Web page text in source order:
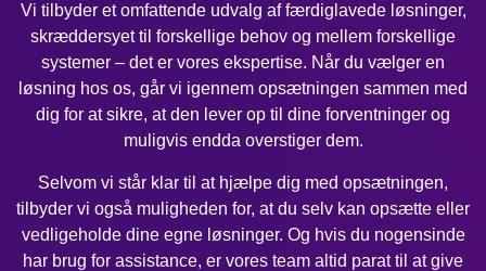
Vi tilbyder et omfattende udvalg af færdiglavede løsninger,
skræddersyet til forskellige behov og mellem forskellige
systemer – det er vores ekspertise. Når du vælger en
løsning hos os, går vi igennem opsætningen sammen med
dig for at sikre, at den lever op til dine forventninger og
muligvis endda overstiger dem.
Selvom vi står klar til at hjælpe dig med opsætningen,
tilbyder vi også muligheden for, at du selv kan opsætte eller
vedligeholde dine egne løsninger. Og hvis du nogensinde
har brug for assistance, er vores team altid parat til at give